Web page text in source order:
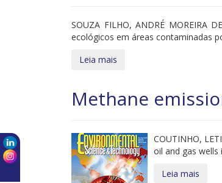
SOUZA FILHO, ANDRÉ MOREIRA
ecológicos em áreas contaminadas
Leia mais
Methane
COUTINHO,
oil and gas wells
Leia mais